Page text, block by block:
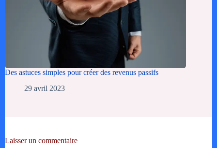
Des astuces simples pour créer des revenus passifs
29 avril 2023
Laisser un commentaire